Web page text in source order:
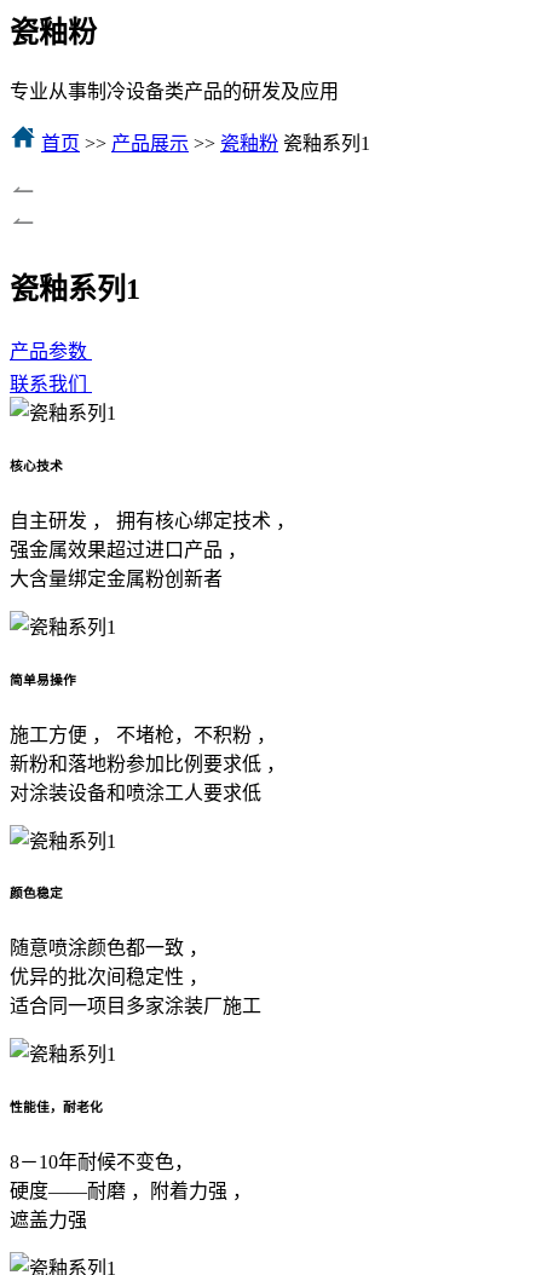
瓷釉粉
专业从事制冷设备类产品的研发及应用
首页 >> 产品展示 >> 瓷釉粉 瓷釉系列1
瓷釉系列1
产品参数
联系我们
核心技术
自主研发 ， 拥有核心绑定技术 ，
强金属效果超过进口产品 ，
大含量绑定金属粉创新者
简单易操作
施工方便 ， 不堵枪，不积粉 ，
新粉和落地粉参加比例要求低 ，
对涂装设备和喷涂工人要求低
颜色稳定
随意喷涂颜色都一致 ，
优异的批次间稳定性 ，
适合同一项目多家涂装厂施工
性能佳，耐老化
8－10年耐候不变色，
硬度——耐磨 ，附着力强 ，
遮盖力强